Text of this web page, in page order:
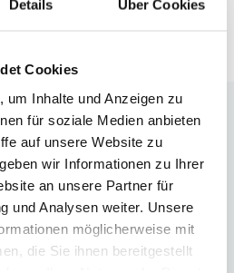
Details Über Cookies
Cookies
um Inhalte und Anzeigen zu
für soziale Medien anbieten
auf unsere Website zu
wir Informationen zu Ihrer
an unsere Partner für
und Analysen weiter. Unsere
möglicherweise mit
die Sie ihnen bereitgestellt
du Hilfe?
unseren Kundenservice
Rücksendung
Informationen zur Rücksendung